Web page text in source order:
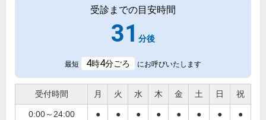
受診までの目安時間
31 分後
最短 4時4分ごろ にお呼びいたします
受付時間 月 火 水 木 金 土 日 祝
0:00～24:00 ● ● ● ● ● ● ● ●